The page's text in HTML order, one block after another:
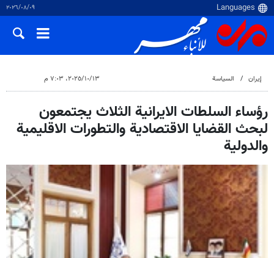
٠٩‏/٠٨‏/٢٠٢٦
إيران السياسة ١٣‏/١٠‏/٢٠٢٥، ٧:٠٣ م
رؤساء السلطات الايرانية الثلاث يجتمعون
لبحث القضايا الاقتصادية والتطورات الاقليمية
والدولية